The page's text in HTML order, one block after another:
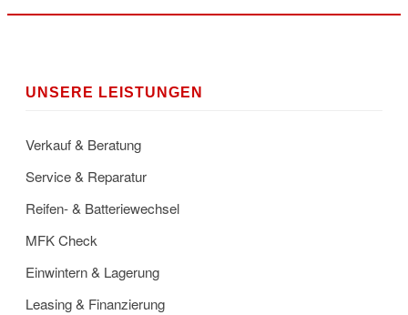
UNSERE LEISTUNGEN
Verkauf & Beratung
Service & Reparatur
Reifen- & Batteriewechsel
MFK Check
Einwintern & Lagerung
Leasing & Finanzierung